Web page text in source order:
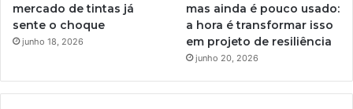
mercado de tintas já
sente o choque
junho 18, 2026
mas ainda é pouco usado:
a hora é transformar isso
em projeto de resiliência
junho 20, 2026